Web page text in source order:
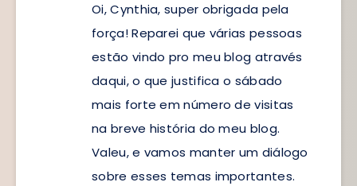
Oi, Cynthia, super obrigada pela
força! Reparei que várias pessoas
estão vindo pro meu blog através
daqui, o que justifica o sábado
mais forte em número de visitas
na breve história do meu blog.
Valeu, e vamos manter um diálogo
sobre esses temas importantes.